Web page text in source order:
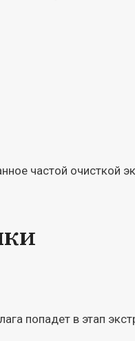
частой очисткой
попадет в этап